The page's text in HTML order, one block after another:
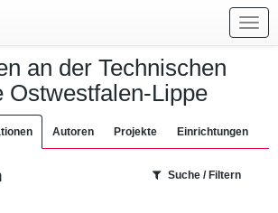
an der Technischen
Ostwestfalen-Lippe
Autoren Projekte Einrichtungen
Suche / Filtern